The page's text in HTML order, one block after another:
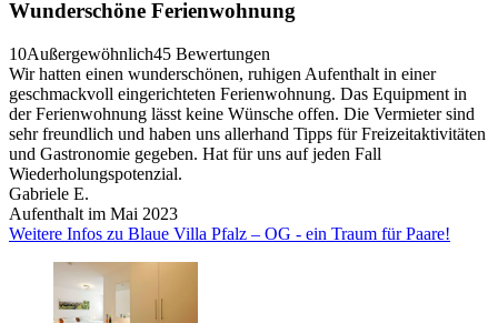
Wunderschöne Ferienwohnung
10Außergewöhnlich45 Bewertungen
Wir hatten einen wunderschönen, ruhigen Aufenthalt in einer
geschmackvoll eingerichteten Ferienwohnung. Das Equipment in
der Ferienwohnung lässt keine Wünsche offen. Die Vermieter sind
sehr freundlich und haben uns allerhand Tipps für Freizeitaktivitäten
und Gastronomie gegeben. Hat für uns auf jeden Fall
Wiederholungspotenzial.
Gabriele E.
Aufenthalt im Mai 2023
Weitere Infos zu Blaue Villa Pfalz – OG - ein Traum für Paare!